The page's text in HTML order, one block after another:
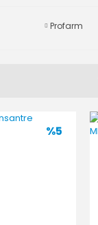
Profarm
%5